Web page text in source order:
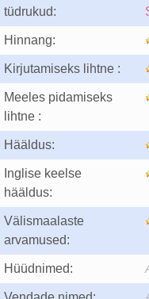
tüdrukud:
Hinnang:
Kirjutamiseks lihtne :
Meeles pidamiseks
lihtne :
Hääldus:
Inglise keelse
hääldus:
Välismaalaste
arvamused:
Hüüdnimed: